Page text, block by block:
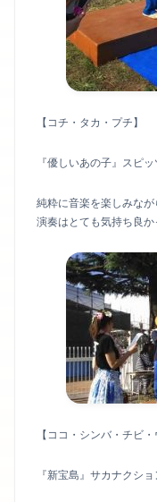
【コチ・タカ・プチ】
『優しいあの子』スピッ
純粋に音楽を楽しみな
演奏はとても気持ち良か
【ココ・シンバ・チビ
『新宝島』サカナクショ